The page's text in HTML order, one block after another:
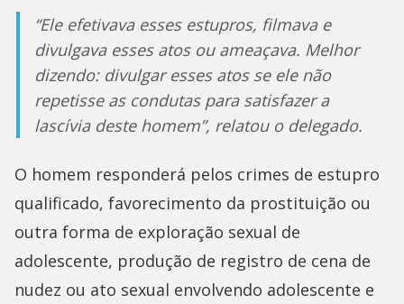
“Ele efetivava esses estupros, filmava e
divulgava esses atos ou ameaçava. Melhor
dizendo: divulgar esses atos se ele não
repetisse as condutas para satisfazer a
lascívia deste homem”, relatou o delegado.
O homem responderá pelos crimes de estupro
qualificado, favorecimento da prostituição ou
outra forma de exploração sexual de
adolescente, produção de registro de cena de
nudez ou ato sexual envolvendo adolescente e